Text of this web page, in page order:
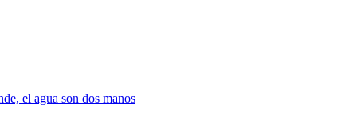
el agua son dos manos